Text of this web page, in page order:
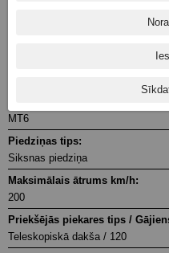
MT6
Piedziņas tips:
Siksnas piedziņa
Maksimālais ātrums km/h:
200
Priekšējās piekares tips /
Teleskopiskā dakša / 120